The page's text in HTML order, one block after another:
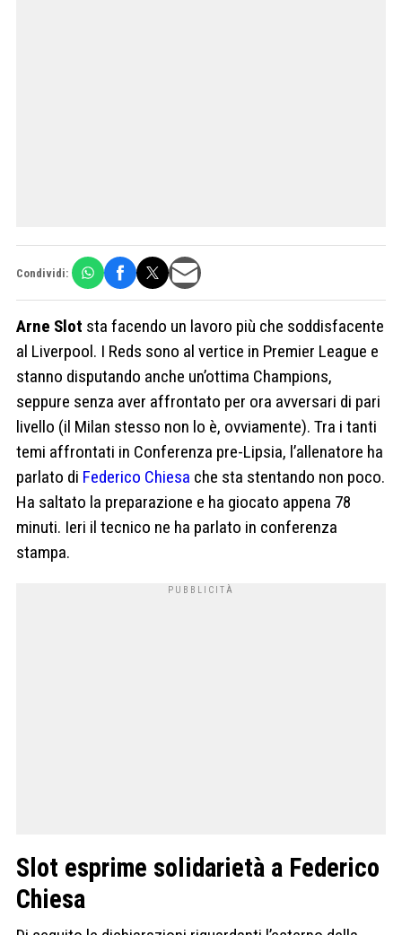
Condividi:
Arne Slot sta facendo un lavoro più che soddisfacente
al Liverpool. I Reds sono al vertice in Premier League e
stanno disputando anche un’ottima Champions,
seppure senza aver affrontato per ora avversari di pari
livello (il Milan stesso non lo è, ovviamente). Tra i tanti
temi affrontati in Conferenza pre-Lipsia, l’allenatore ha
parlato di Federico Chiesa che sta stentando non poco.
Ha saltato la preparazione e ha giocato appena 78
minuti. Ieri il tecnico ne ha parlato in conferenza
stampa.
Slot esprime solidarietà a Federico
Chiesa